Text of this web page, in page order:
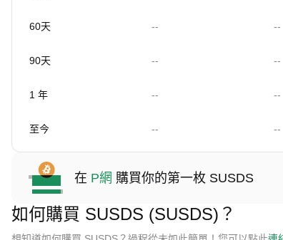
60天 -- --
90天 -- --
1 年 -- --
至今 -- --
在 P網 購買你的第一枚 SUSDS
如何購買 SUSDS (SUSDS)？